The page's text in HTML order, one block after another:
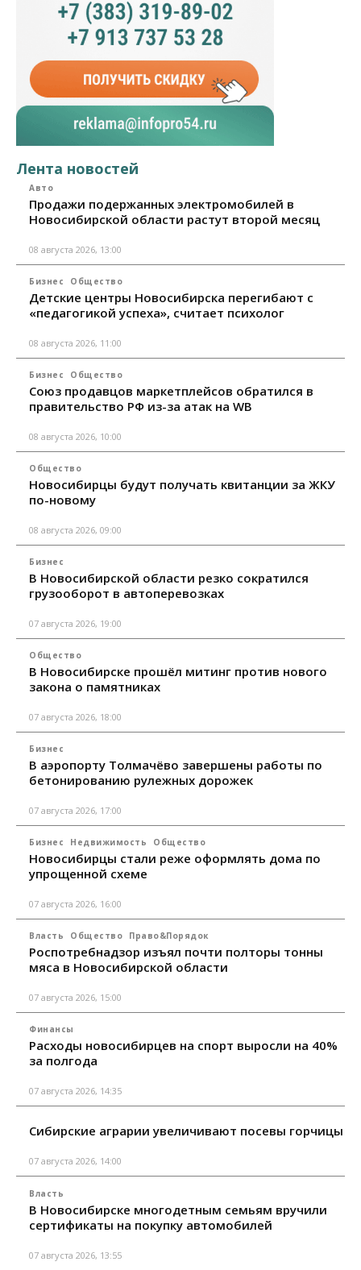
Лента новостей
Авто
Продажи подержанных электромобилей в
Новосибирской области растут второй месяц
08 августа 2026, 13:00
Бизнес Общество
Детские центры Новосибирска перегибают с
«педагогикой успеха», считает психолог
08 августа 2026, 11:00
Бизнес Общество
Союз продавцов маркетплейсов обратился в
правительство РФ из-за атак на WB
08 августа 2026, 10:00
Общество
Новосибирцы будут получать квитанции за ЖКУ
по-новому
08 августа 2026, 09:00
Бизнес
В Новосибирской области резко сократился
грузооборот в автоперевозках
07 августа 2026, 19:00
Общество
В Новосибирске прошёл митинг против нового
закона о памятниках
07 августа 2026, 18:00
Бизнес
В аэропорту Толмачёво завершены работы по
бетонированию рулежных дорожек
07 августа 2026, 17:00
Бизнес Недвижимость Общество
Новосибирцы стали реже оформлять дома по
упрощенной схеме
07 августа 2026, 16:00
Власть Общество Право&Порядок
Роспотребнадзор изъял почти полторы тонны
мяса в Новосибирской области
07 августа 2026, 15:00
Финансы
Расходы новосибирцев на спорт выросли на 40%
за полгода
07 августа 2026, 14:35
Сибирские аграрии увеличивают посевы горчицы
07 августа 2026, 14:00
Власть
В Новосибирске многодетным семьям вручили
сертификаты на покупку автомобилей
07 августа 2026, 13:55